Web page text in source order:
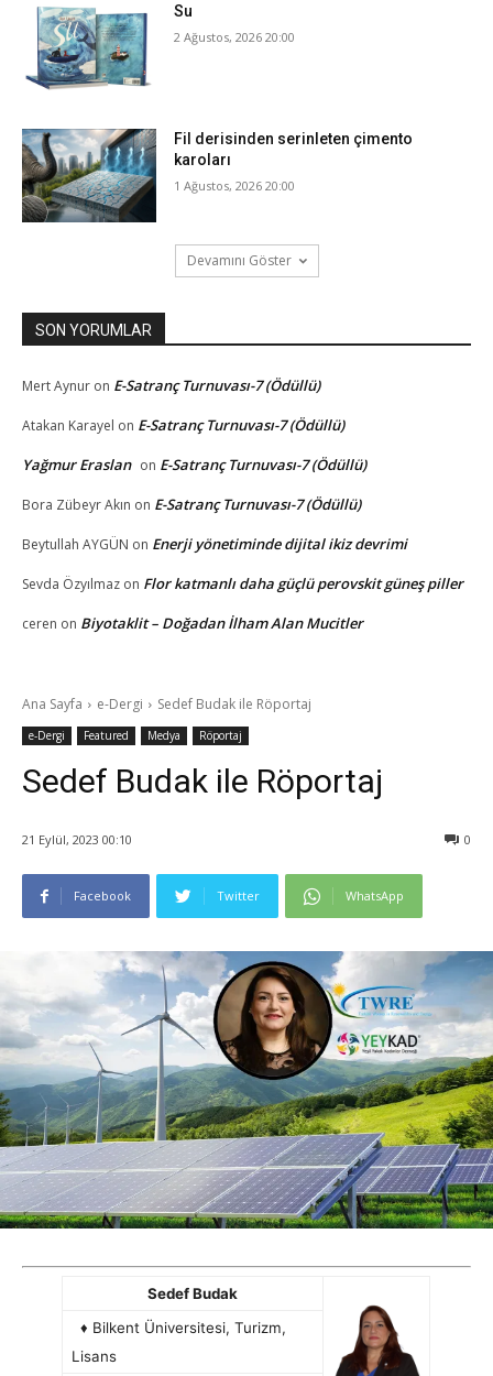
Su
2 Ağustos, 2026 20:00
Fil derisinden serinleten çimento
karoları
1 Ağustos, 2026 20:00
Devamını Göster
SON YORUMLAR
Mert Aynur on E-Satranç Turnuvası-7 (Ödüllü)
Atakan Karayel on E-Satranç Turnuvası-7 (Ödüllü)
Yağmur Eraslan on E-Satranç Turnuvası-7 (Ödüllü)
Bora Zübeyr Akın on E-Satranç Turnuvası-7 (Ödüllü)
Beytullah AYGÜN on Enerji yönetiminde dijital ikiz devrimi
Sevda Özyılmaz on Flor katmanlı daha güçlü perovskit güneş piller
ceren on Biyotaklit – Doğadan İlham Alan Mucitler